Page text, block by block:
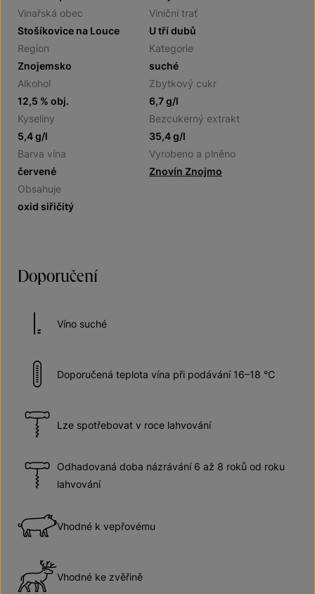
Vinařská obec
Stošíkovice na Louce
Viniční trať
U tří dubů
Region
Znojemsko
Kategorie
suché
Alkohol
12,5 % obj.
Zbytkový cukr
6,7 g/l
Kyseliny
5,4 g/l
Bezcukerný extrakt
35,4 g/l
Barva vína
červené
Vyrobeno a plněno
Znovín Znojmo
Obsahuje
oxid siřičitý
Doporučení
Víno suché
Doporučená teplota vína při podávání 16–18 °C
Lze spotřebovat v roce lahvování
Odhadovaná doba názrávání 6 až 8 roků od roku
lahvování
Vhodné k vepřovému
Vhodné ke zvěřině